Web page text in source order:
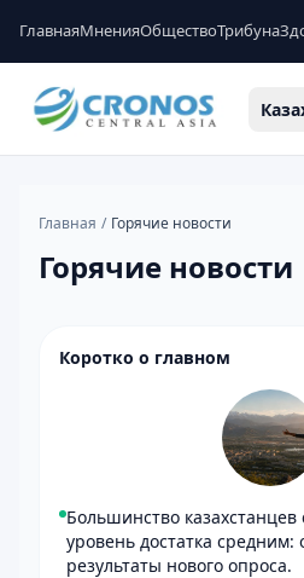
ГлавнаяМненияОбществоТрибуна
Главная / Горячие новости
Горячие новости
Коротко о главном
Большинство казахстанцев
уровень достатка средним:
результаты нового опроса.